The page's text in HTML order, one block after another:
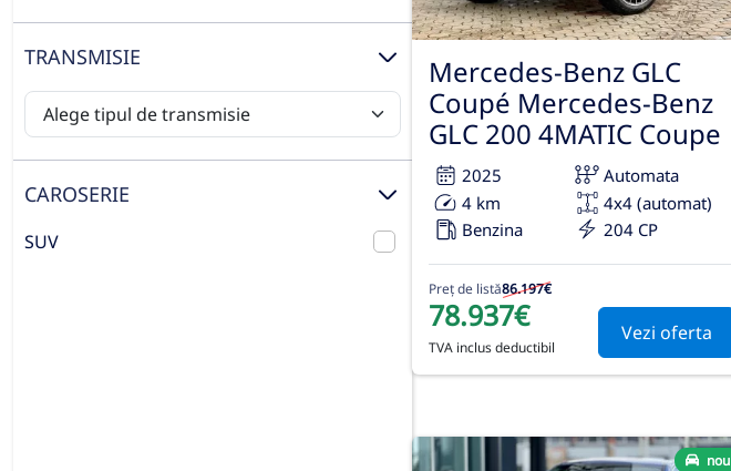
TRANSMISIE
CAROSERIE
SUV
Mercedes-Benz GLC
Coupé Mercedes-Benz
GLC 200 4MATIC Coupe
2025
Automata
4 km
4x4 (automat)
Benzina
204 CP
Preț de listă86.197€
78.937€
TVA inclus deductibil
Vezi oferta
nou